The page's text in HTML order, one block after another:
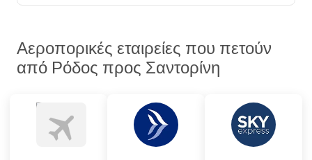
Τρί, 22 Σεπ- Πέμ, 24 Σεπ
RHO
JTR- RHO
Αεροπορικές εταιρείες που πετούν
από Ρόδος προς Σαντορίνη